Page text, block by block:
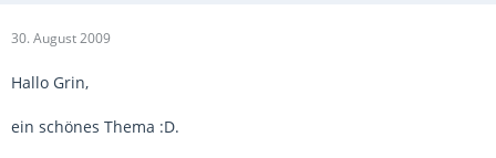
30. August 2009
Hallo Grin,
ein schönes Thema :D.